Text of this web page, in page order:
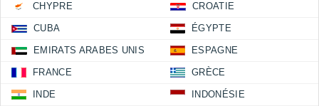
CHYPRE CROATIE
CUBA ÉGYPTE
EMIRATS ARABES UNIS ESPAGNE
FRANCE GRÈCE
INDE INDONÉSIE